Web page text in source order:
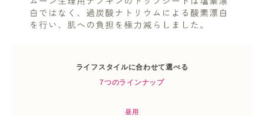
ライフスタイルに合わせて選べる
7つのラインナップ
昼用